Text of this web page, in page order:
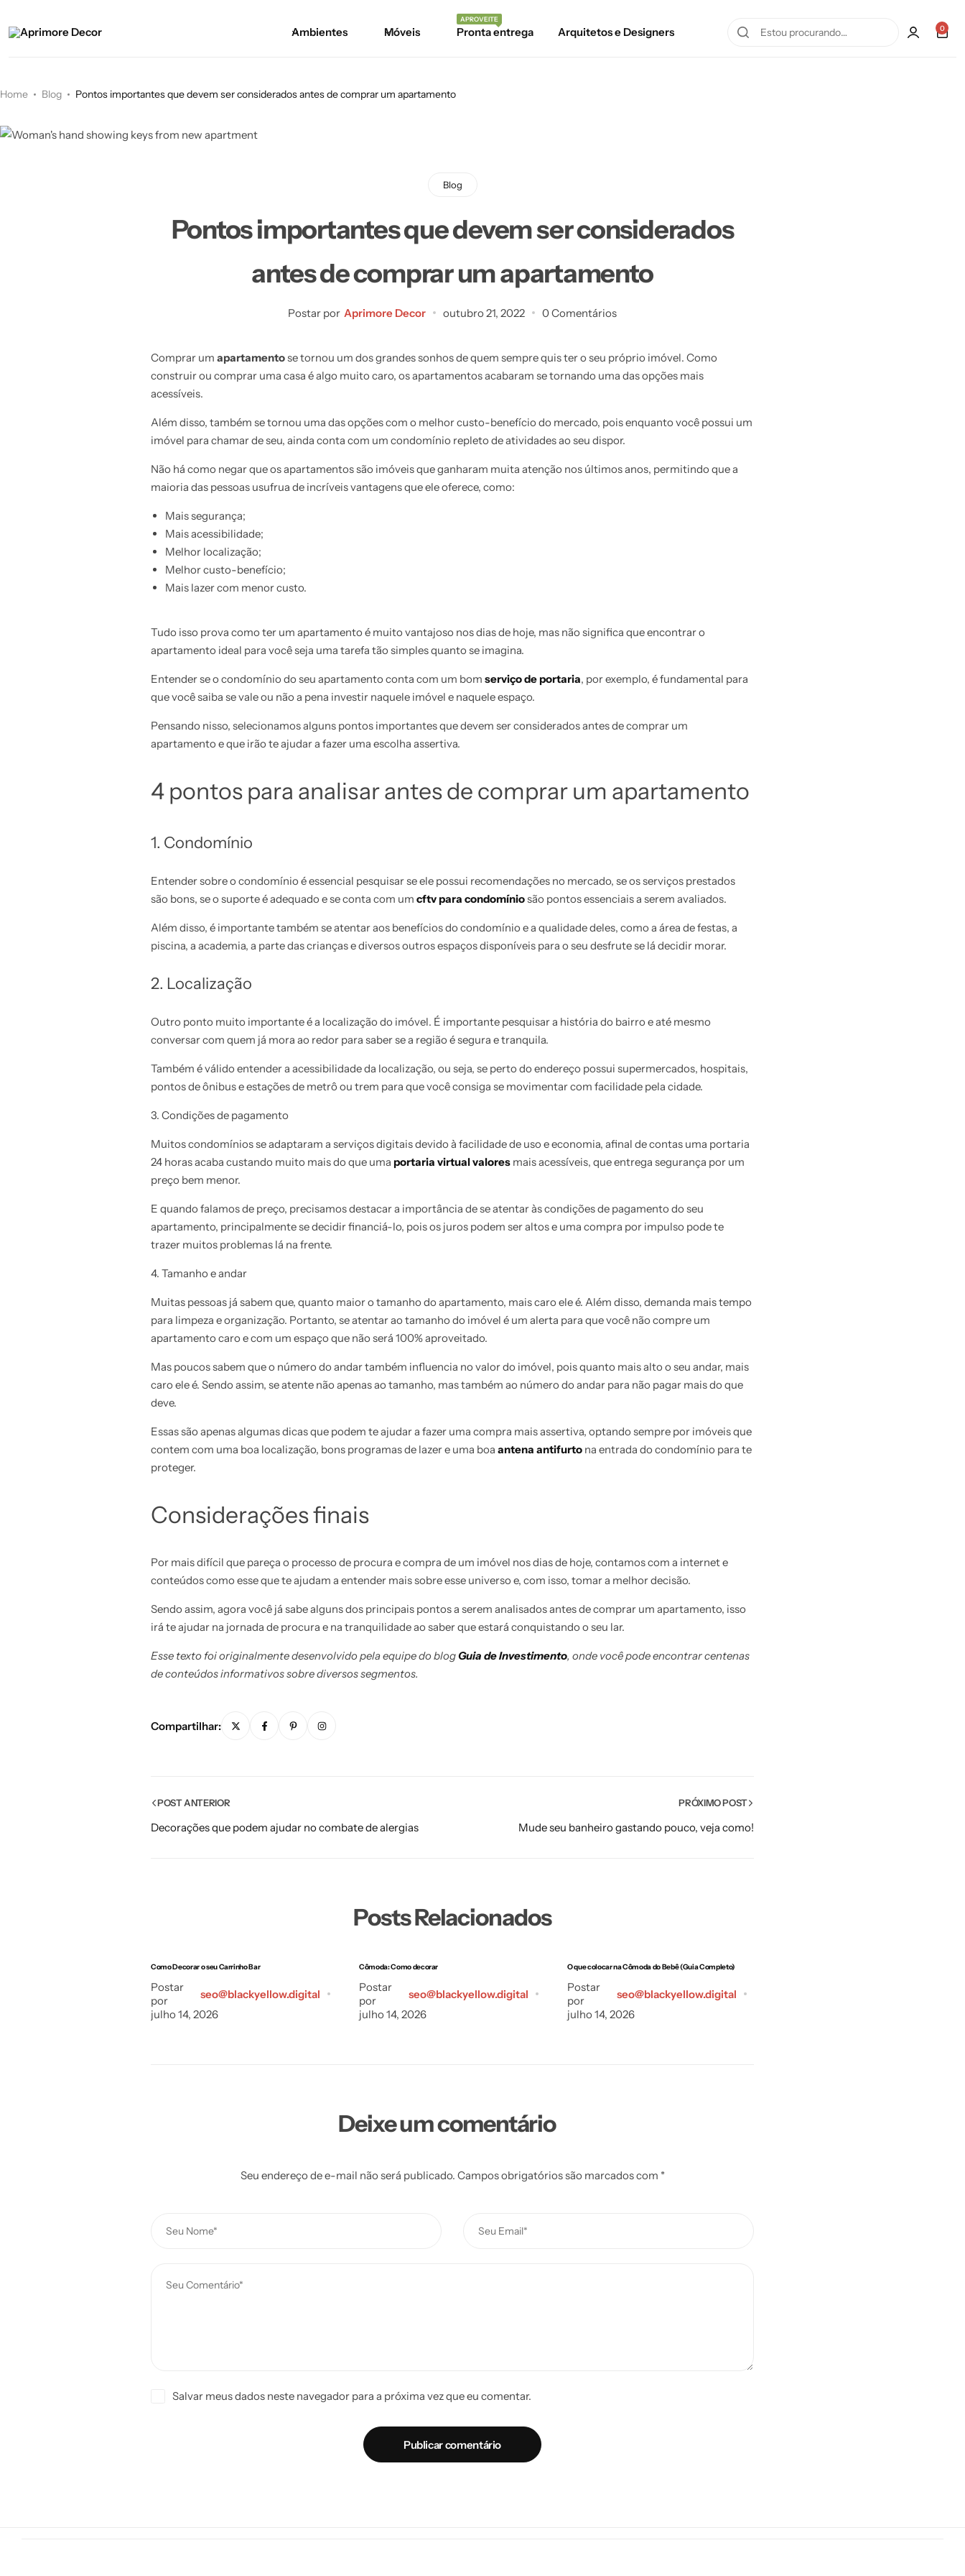
Ambientes Móveis Pronta entrega
APROVEITE
Arquitetos e Designers 0
Home Blog Pontos importantes que devem ser considerados antes de comprar um apartamento
Blog
Pontos importantes que devem ser considerados
antes de comprar um apartamento
Postar por Aprimore Decor outubro 21, 2022 0 Comentários
Comprar um apartamentose tornou um dos grandes sonhos de quem sempre quis ter o seu próprio imóvel. Como
construir ou comprar uma casa é algo muito caro, os apartamentos acabaram se tornando uma das opções mais
acessíveis.
Além disso, também se tornou uma das opções com o melhor custo-benefício do mercado, pois enquanto você possui um
imóvel para chamar de seu, ainda conta com um condomínio repleto de atividades ao seu dispor.
Não há como negar que os apartamentos são imóveis que ganharam muita atenção nos últimos anos, permitindo que a
maioria das pessoas usufrua de incríveis vantagens que ele oferece, como:
Mais segurança;
Mais acessibilidade;
Melhor localização;
Melhor custo-benefício;
Mais lazer com menor custo.
Tudo isso prova como ter um apartamento é muito vantajoso nos dias de hoje, mas não significa que encontrar o
apartamento ideal para você seja uma tarefa tão simples quanto se imagina.
Entender se o condomínio do seu apartamento conta com um bom serviço de portaria, por exemplo, é fundamental para
que você saiba se vale ou não a pena investir naquele imóvel e naquele espaço.
Pensando nisso, selecionamos alguns pontos importantes que devem ser considerados antes de comprar um
apartamento e que irão te ajudar a fazer uma escolha assertiva.
4 pontos para analisar antes de comprar um apartamento
1. Condomínio
Entender sobre o condomínio é essencial pesquisar se ele possui recomendações no mercado, se os serviços prestados
são bons, se o suporte é adequado e se conta com um cftv para condomíniosão pontos essenciais a serem avaliados.
Além disso, é importante também se atentar aos benefícios do condomínio e a qualidade deles, como a área de festas, a
piscina, a academia, a parte das crianças e diversos outros espaços disponíveis para o seu desfrute se lá decidir morar.
2. Localização
Outro ponto muito importante é a localização do imóvel. É importante pesquisar a história do bairro e até mesmo
conversar com quem já mora ao redor para saber se a região é segura e tranquila.
Também é válido entender a acessibilidade da localização, ou seja, se perto do endereço possui supermercados, hospitais,
pontos de ônibus e estações de metrô ou trem para que você consiga se movimentar com facilidade pela cidade.
3. Condições de pagamento
Muitos condomínios se adaptaram a serviços digitais devido à facilidade de uso e economia, afinal de contas uma portaria
24 horas acaba custando muito mais do que uma portaria virtual valores mais acessíveis, que entrega segurança por um
preço bem menor.
E quando falamos de preço, precisamos destacar a importância de se atentar às condições de pagamento do seu
apartamento, principalmente se decidir financiá-lo, pois os juros podem ser altos e uma compra por impulso pode te
trazer muitos problemas lá na frente.
4. Tamanho e andar
Muitas pessoas já sabem que, quanto maior o tamanho do apartamento, mais caro ele é. Além disso, demanda mais tempo
para limpeza e organização. Portanto, se atentar ao tamanho do imóvel é um alerta para que você não compre um
apartamento caro e com um espaço que não será 100% aproveitado.
Mas poucos sabem que o número do andar também influencia no valor do imóvel, pois quanto mais alto o seu andar, mais
caro ele é. Sendo assim, se atente não apenas ao tamanho, mas também ao número do andar para não pagar mais do que
deve.
Essas são apenas algumas dicas que podem te ajudar a fazer uma compra mais assertiva, optando sempre por imóveis que
contem com uma boa localização, bons programas de lazer e uma boa antena antifurto na entrada do condomínio para te
proteger.
Considerações finais
Por mais difícil que pareça o processo de procura e compra de um imóvel nos dias de hoje, contamos com a internet e
conteúdos como esse que te ajudam a entender mais sobre esse universo e, com isso, tomar a melhor decisão.
Sendo assim, agora você já sabe alguns dos principais pontos a serem analisados antes de comprar um apartamento, isso
irá te ajudar na jornada de procura e na tranquilidade ao saber que estará conquistando o seu lar.
Esse texto foi originalmente desenvolvido pela equipe do blogGuia de Investimento, onde você pode encontrar centenas
de conteúdos informativos sobre diversos segmentos.
Compartilhar:
POST ANTERIOR
Decorações que podem ajudar no combate de alergias
PRÓXIMO POST
Mude seu banheiro gastando pouco, veja como!
Posts Relacionados
Como Decorar o seu Carrinho Bar
Postar
por
seo@blackyellow.digital
julho 14, 2026
Cômoda: Como decorar
Postar
por
seo@blackyellow.digital
julho 14, 2026
O que colocar na Cômoda do Bebê (Guia Completo)
Postar
por
seo@blackyellow.digital
julho 14, 2026
Deixe um comentário
Seu endereço de e-mail não será publicado. Campos obrigatórios são marcados com *
Salvar meus dados neste navegador para a próxima vez que eu comentar.
Publicar comentário